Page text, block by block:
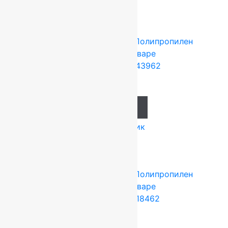
Полипропилен
Подробнее о товаре
Ковролин Planet 43962
Купить в 1 клик
Полипропилен
Подробнее о товаре
Ковролин Planet 18462